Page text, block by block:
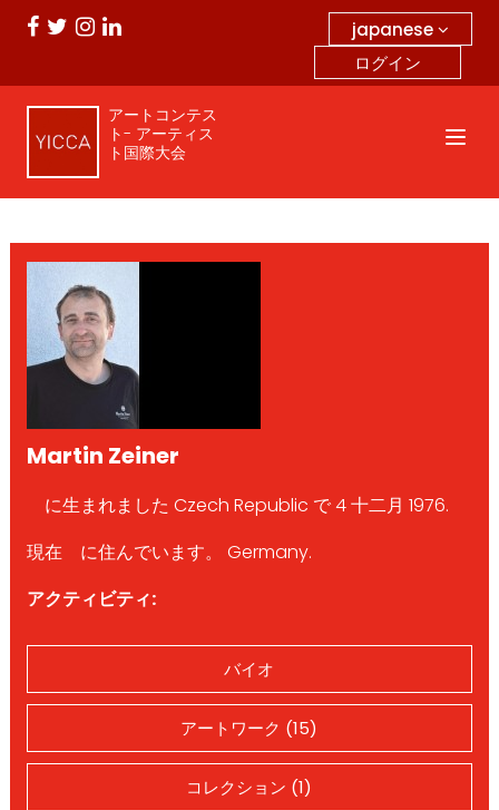
japanese
ログイン
アートコンテス
ト- アーティス
ト国際大会
Martin Zeiner
に生まれました Czech Republic で 4 十二月 1976.
現在 に住んでいます。 Germany.
アクティビティ:
バイオ
アートワーク (15)
コレクション (1)